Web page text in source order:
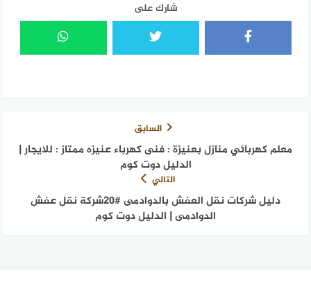
شارك على
السابق
معلم كهربائي منازل بعنيزة : فنى كهرباء عنيزه ممتاز : للايجار |
الدليل دوت كوم
التالي
دليل شركات نقل العفش بالدوادمى #20شركة نقل عفش
الدوادمى | الدليل دوت كوم